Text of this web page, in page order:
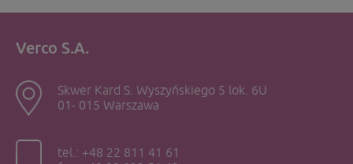
Verco S.A.
Skwer Kard S. Wyszyńskiego 5 lok. 6U
01- 015 Warszawa
tel.: +48 22 811 41 61